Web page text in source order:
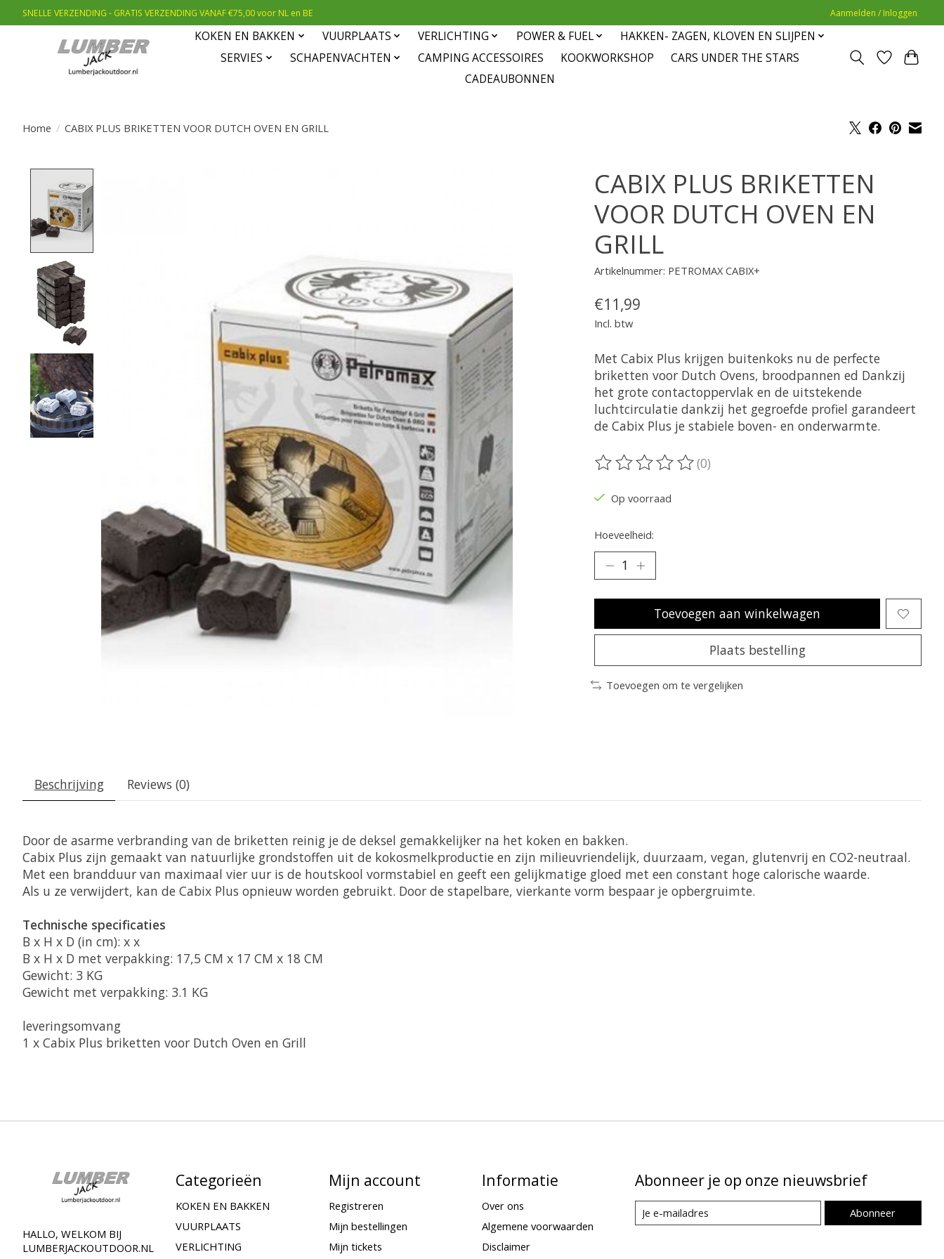
SNELLE VERZENDING - GRATIS VERZENDING VANAF €75,00 voor NL en BE Aanmelden / Inloggen
KOKEN EN BAKKEN VUURPLAATS VERLICHTING POWER & FUEL
HAKKEN- ZAGEN, KLOVEN EN SLIJPEN
SERVIES
SCHAPENVACHTEN CAMPING ACCESSOIRES KOOKWORKSHOP
CARS UNDER THE STARS
CADEAUBONNEN
Home / CABIX PLUS BRIKETTEN VOOR DUTCH OVEN EN GRILL
CABIX PLUS BRIKETTEN
VOOR DUTCH OVEN EN
GRILL
Artikelnummer: PETROMAX CABIX+
€11,99
Incl. btw
Met Cabix Plus krijgen buitenkoks nu de perfecte
briketten voor Dutch Ovens, broodpannen ed Dankzij
het grote contactoppervlak en de uitstekende
luchtcirculatie dankzij het gegroefde profiel garandeert
de Cabix Plus je stabiele boven- en onderwarmte.
De beoordeling van dit product is
(0)
Op voorraad
Hoeveelheid:
Toevoegen aan winkelwagen
Plaats bestelling
Toevoegen om te vergelijken
Beschrijving Reviews (0)
Door de asarme verbranding van de briketten reinig je de deksel gemakkelijker na het koken en bakken.
Cabix Plus zijn gemaakt van natuurlijke grondstoffen uit de kokosmelkproductie en zijn milieuvriendelijk, duurzaam, vegan, glutenvrij en CO2-neutraal.
Met een brandduur van maximaal vier uur is de houtskool vormstabiel en geeft een gelijkmatige gloed met een constant hoge calorische waarde.
Als u ze verwijdert, kan de Cabix Plus opnieuw worden gebruikt. Door de stapelbare, vierkante vorm bespaar je opbergruimte.
B x H x D (in cm): x x
B x H x D met verpakking: 17,5 CM x 17 CM x 18 CM
Gewicht: 3 KG
Gewicht met verpakking: 3.1 KG
leveringsomvang
1 x Cabix Plus briketten voor Dutch Oven en Grill
HALLO, WELKOM BIJ
LUMBERJACKOUTDOOR.NL
Categorieën
KOKEN EN BAKKEN
VUURPLAATS
VERLICHTING
Mijn account
Registreren
Mijn bestellingen
Mijn tickets
Informatie
Over ons
Algemene voorwaarden
Disclaimer
Abonneer je op onze nieuwsbrief
Abonneer